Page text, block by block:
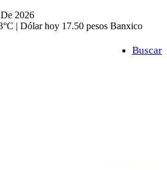
2026
| Dólar hoy 17.50 pesos Banxico
Buscar